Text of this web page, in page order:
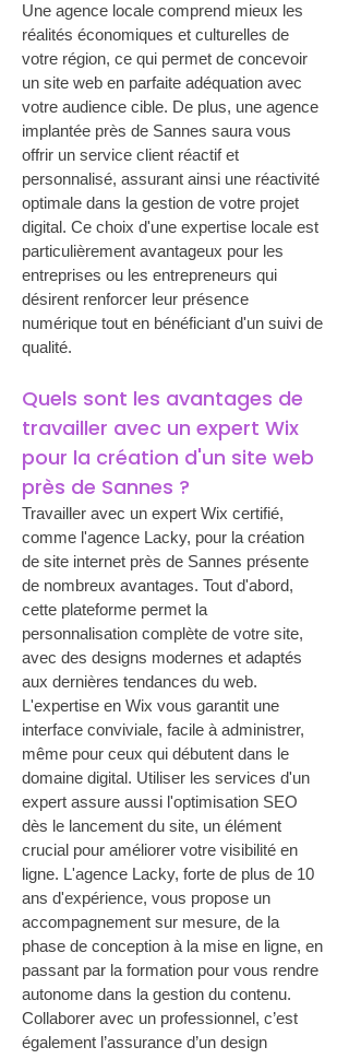
Une agence locale comprend mieux les
réalités économiques et culturelles de
votre région, ce qui permet de concevoir
un site web en parfaite adéquation avec
votre audience cible. De plus, une agence
implantée près de Sannes saura vous
offrir un service client réactif et
personnalisé, assurant ainsi une réactivité
optimale dans la gestion de votre projet
digital. Ce choix d'une expertise locale est
particulièrement avantageux pour les
entreprises ou les entrepreneurs qui
désirent renforcer leur présence
numérique tout en bénéficiant d'un suivi de
qualité.
Quels sont les avantages de
travailler avec un expert Wix
pour la création d'un site web
près de Sannes ?
Travailler avec un expert Wix certifié,
comme l'agence Lacky, pour la création
de site internet près de Sannes présente
de nombreux avantages. Tout d'abord,
cette plateforme permet la
personnalisation complète de votre site,
avec des designs modernes et adaptés
aux dernières tendances du web.
L'expertise en Wix vous garantit une
interface conviviale, facile à administrer,
même pour ceux qui débutent dans le
domaine digital. Utiliser les services d'un
expert assure aussi l'optimisation SEO
dès le lancement du site, un élément
crucial pour améliorer votre visibilité en
ligne. L'agence Lacky, forte de plus de 10
ans d'expérience, vous propose un
accompagnement sur mesure, de la
phase de conception à la mise en ligne, en
passant par la formation pour vous rendre
autonome dans la gestion du contenu.
Collaborer avec un professionnel, c’est
également l’assurance d’un design